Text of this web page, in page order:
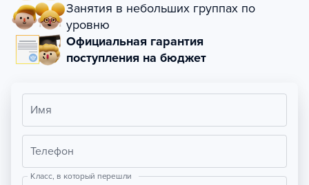
Занятия в небольших группах по
уровню
Официальная гарантия
поступления на бюджет
Имя
Телефон
Класс, в который перешли